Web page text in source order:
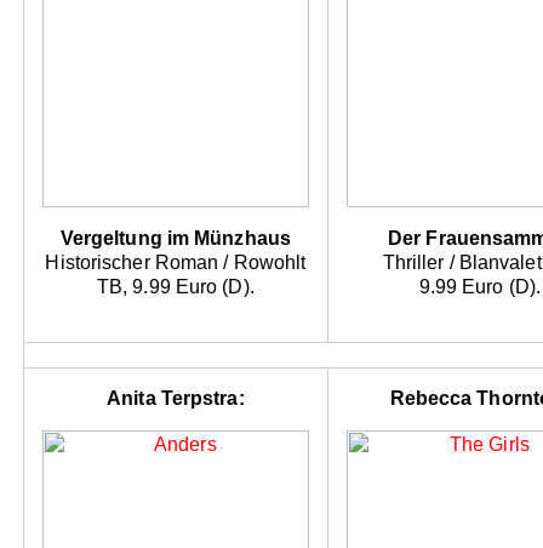
Vergeltung im Münzhaus
Historischer Roman / Rowohlt
TB, 9.99 Euro (D).
Der
Thriller /
9.99 Euro (D).
Anita Terpstra: Rebecca